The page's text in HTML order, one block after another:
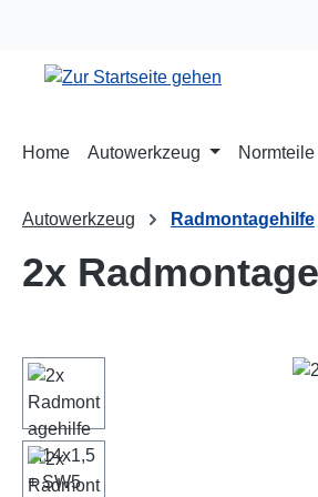
Home Autowerkzeug Normteile
Autowerkzeug Radmontagehilfe
2x
Bildergalerie überspringen